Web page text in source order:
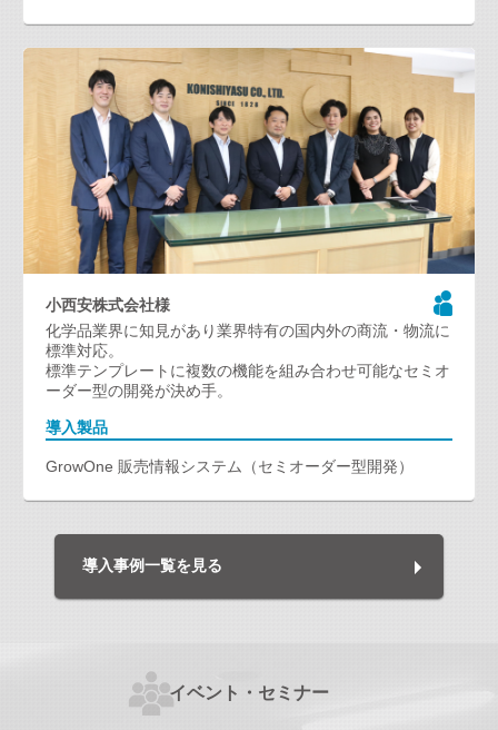
小西安株式会社様
化学品業界に知見があり業界特有の国内外の商流・物流に
標準対応。
標準テンプレートに複数の機能を組み合わせ可能なセミオ
ーダー型の開発が決め手。
導入製品
GrowOne 販売情報システム（セミオーダー型開発）
導入事例一覧を見る
イベント・セミナー